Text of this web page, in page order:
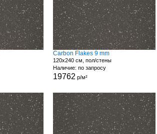
Carbon Flakes 9 mm
120x240 см, пол/стены
Наличие: по запросу
19762 р/м²